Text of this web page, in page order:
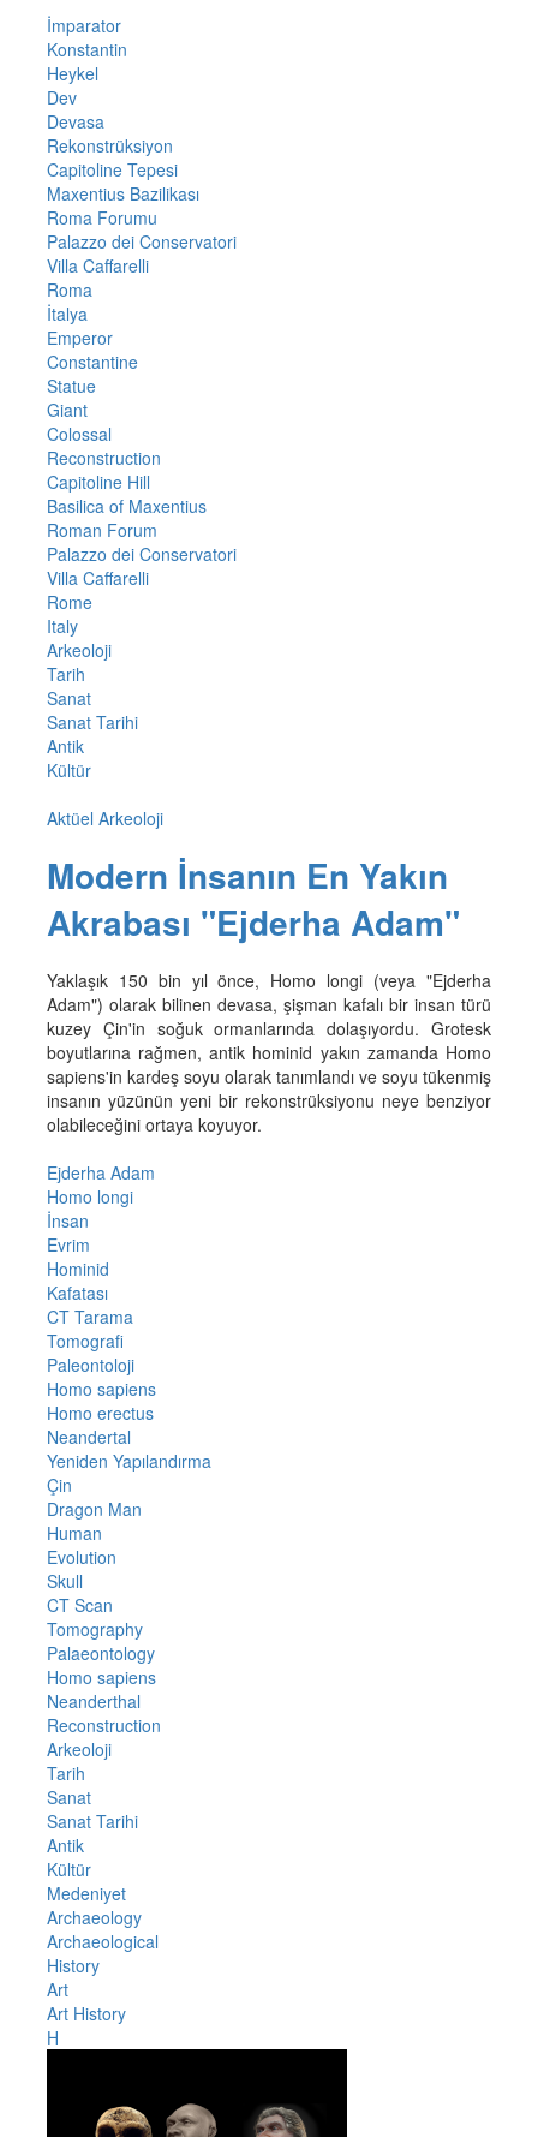
İmparator
Konstantin
Heykel
Dev
Devasa
Rekonstrüksiyon
Capitoline Tepesi
Maxentius Bazilikası
Roma Forumu
Palazzo dei Conservatori
Villa Caffarelli
Roma
İtalya
Emperor
Constantine
Statue
Giant
Colossal
Reconstruction
Capitoline Hill
Basilica of Maxentius
Roman Forum
Palazzo dei Conservatori
Villa Caffarelli
Rome
Italy
Arkeoloji
Tarih
Sanat
Sanat Tarihi
Antik
Kültür
Aktüel Arkeoloji
Modern İnsanın En Yakın
Akrabası "Ejderha Adam"
Yaklaşık 150 bin yıl önce, Homo longi (veya "Ejderha
Adam") olarak bilinen devasa, şişman kafalı bir insan türü
kuzey Çin'in soğuk ormanlarında dolaşıyordu. Grotesk
boyutlarına rağmen, antik hominid yakın zamanda Homo
sapiens'in kardeş soyu olarak tanımlandı ve soyu tükenmiş
insanın yüzünün yeni bir rekonstrüksiyonu neye benziyor
olabileceğini ortaya koyuyor.
Ejderha Adam
Homo longi
İnsan
Evrim
Hominid
Kafatası
CT Tarama
Tomografi
Paleontoloji
Homo sapiens
Homo erectus
Neandertal
Yeniden Yapılandırma
Çin
Dragon Man
Human
Evolution
Skull
CT Scan
Tomography
Palaeontology
Homo sapiens
Neanderthal
Reconstruction
Arkeoloji
Tarih
Sanat
Sanat Tarihi
Antik
Kültür
Medeniyet
Archaeology
Archaeological
History
Art
Art History
H